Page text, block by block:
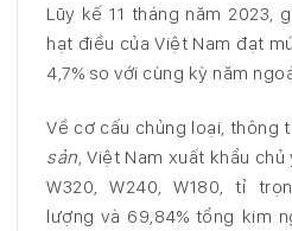
Lũy kế 11 tháng năm 2023,
hạt điều của Việt Nam đạt
4,7% so với cùng kỳ năm
Về cơ cấu chủng loại, thông
sản , Việt Nam xuất khẩu
W320, W240, W180, tỉ
lượng và 69,84% tổng kim